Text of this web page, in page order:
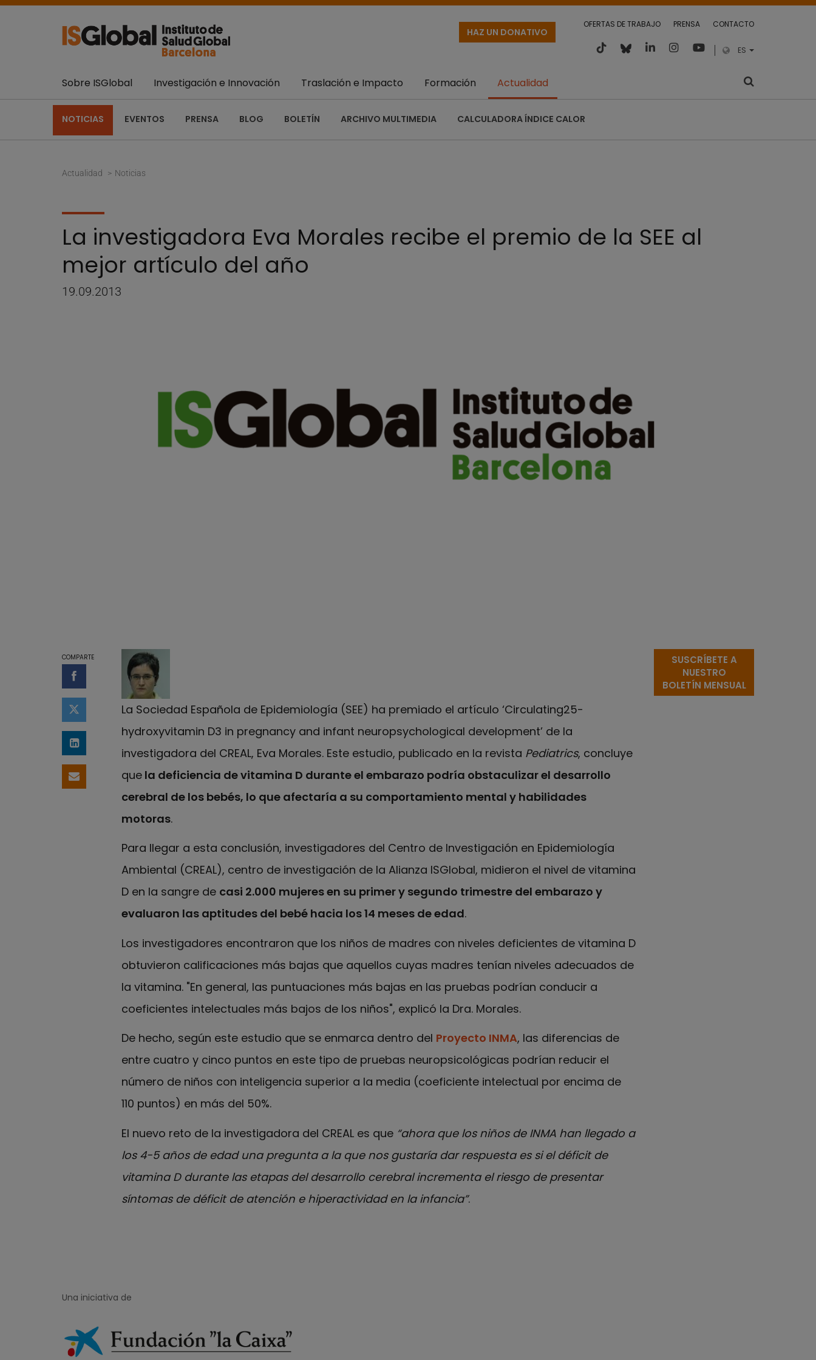
OFERTAS DE TRABAJO PRENSA CONTACTO
ES
HAZ UN DONATIVO
Sobre ISGlobal Investigación e Innovación Traslación e Impacto Formación Actualidad
NOTICIAS EVENTOS PRENSA BLOG BOLETÍN ARCHIVO MULTIMEDIA CALCULADORA ÍNDICE CALOR
Actualidad Noticias
La investigadora Eva Morales recibe el premio de la SEE al
mejor artículo del año
19.09.2013
COMPARTE
Compartir en Facebook
Compartir en Twitter
Compartir en LinkedIn
Compartir por email
La Sociedad Española de Epidemiología (SEE) ha premiado el artículo ‘Circulating25-
hydroxyvitamin D3 in pregnancy and infant neuropsychological development’ de la
investigadora del CREAL, Eva Morales. Este estudio, publicado en la revista Pediatrics, concluye
quela deficiencia de vitamina D durante el embarazo podría obstaculizar el desarrollo
cerebral de los bebés, lo que afectaría a su comportamiento mental y habilidades
motoras.
Para llegar a esta conclusión, investigadores del Centro de Investigación en Epidemiología
Ambiental (CREAL), centro de investigación de la Alianza ISGlobal, midieron el nivel de vitamina
D en la sangre de casi 2.000 mujeres en su primer y segundo trimestre del embarazo y
evaluaron las aptitudes del bebé hacia los 14 meses de edad.
Los investigadores encontraron que los niños de madres con niveles deficientes de vitamina D
obtuvieron calificaciones más bajas que aquellos cuyas madres tenían niveles adecuados de
la vitamina. "En general, las puntuaciones más bajas en las pruebas podrían conducir a
coeficientes intelectuales más bajos de los niños", explicó la Dra. Morales.
De hecho, según este estudio que se enmarca dentro del Proyecto INMA, las diferencias de
entre cuatro y cinco puntos en este tipo de pruebas neuropsicológicas podrían reducir el
número de niños con inteligencia superior a la media (coeficiente intelectual por encima de
110 puntos) en más del 50%.
El nuevo reto de la investigadora del CREAL es que “ahora que los niños de INMA han llegado a
los 4-5 años de edad una pregunta a la que nos gustaría dar respuesta es si el déficit de
vitamina D durante las etapas del desarrollo cerebral incrementa el riesgo de presentar
síntomas de déficit de atención e hiperactividad en la infancia”.
SUSCRÍBETE A
NUESTRO
BOLETÍN MENSUAL
Una iniciativa de